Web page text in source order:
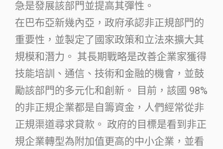
急是發展該部門並提高其彈性。
在巴布亞新幾內亞，政府承認非正規部門的
重要性，並製定了國家政策和立法來擴大其
規模和潛力。 其長期戰略是改善企業家獲得
技能培訓、通信、技術和金融的機會，並鼓
勵該部門的多元化和創新。 目前，該國 98%
的非正規企業都是自籌資金，人們經常從非
正規渠道尋求貸款。 政府的目標是看到非正
規企業轉型為附加值更高的中小企業，並看